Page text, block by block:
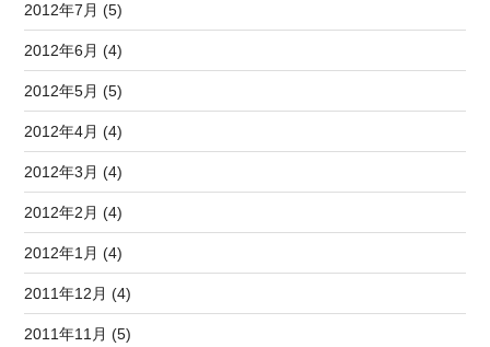
2012年7月 (5)
2012年6月 (4)
2012年5月 (5)
2012年4月 (4)
2012年3月 (4)
2012年2月 (4)
2012年1月 (4)
2011年12月 (4)
2011年11月 (5)